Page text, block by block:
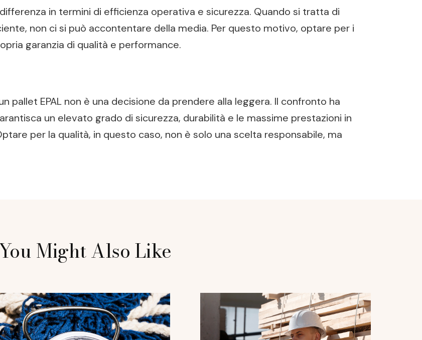
in termini di efficienza operativa e sicurezza. Quando si tratta di
non ci si può accontentare della media. Per questo motivo, optare per i
garanzia di qualità e performance.
pallet EPAL non è una decisione da prendere alla leggera. Il confronto ha
un elevato grado di sicurezza, durabilità e le massime prestazioni in
per la qualità, in questo caso, non è solo una scelta responsabile, ma
Might Also Like